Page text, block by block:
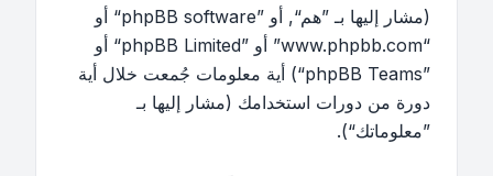
(مشار إليها بـ ”هم“, أو ”phpBB software“ أو
“www.phpbb.com” أو ”phpBB Limited“ أو
”phpBB Teams“) أية معلومات جُمعت خلال أية
دورة من دورات استخدامك (مشار إليها بـ
”معلوماتك“).